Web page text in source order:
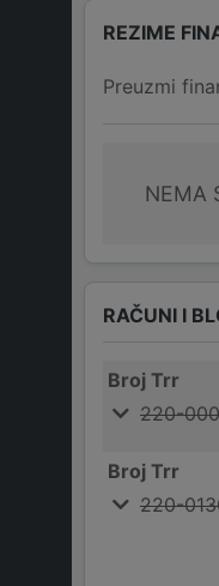
REZIME
Preuzmi
NEMA
RAČUNI I
Broj Trr
220-
Broj Trr
220-